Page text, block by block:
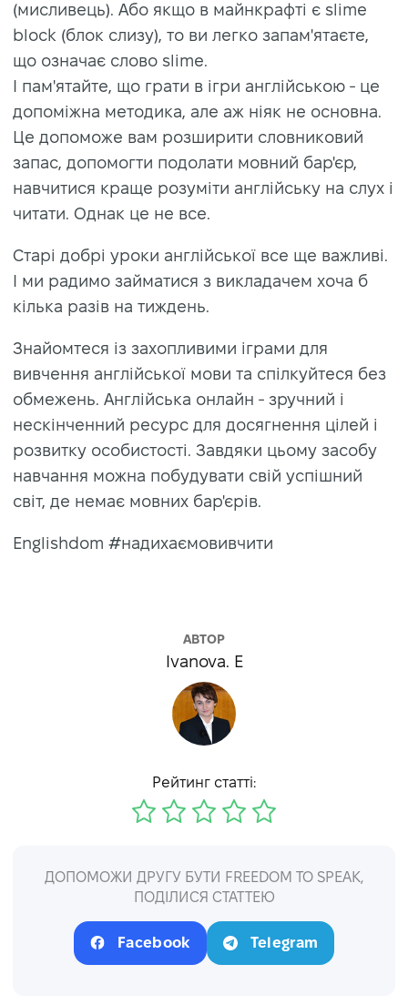
(мисливець). Або якщо в майнкрафті є slime
block (блок слизу), то ви легко запам'ятаєте,
що означає слово slime.
І пам'ятайте, що грати в ігри англійською - це
допоміжна методика, але аж ніяк не основна.
Це допоможе вам розширити словниковий
запас, допомогти подолати мовний бар'єр,
навчитися краще розуміти англійську на слух і
читати. Однак це не все.
Старі добрі уроки англійської все ще важливі.
І ми радимо займатися з викладачем хоча б
кілька разів на тиждень.
Знайомтеся із захопливими іграми для
вивчення англійської мови та спілкуйтеся без
обмежень. Англійська онлайн - зручний і
нескінченний ресурс для досягнення цілей і
розвитку особистості. Завдяки цьому засобу
навчання можна побудувати свій успішний
світ, де немає мовних бар'єрів.
Englishdom #надихаємовивчити
АВТОР
Ivanova. E
Рейтинг статті:
ДОПОМОЖИ ДРУГУ БУТИ FREEDOM TO SPEAK,
ПОДІЛИСЯ СТАТТЕЮ
Facebook Telegram